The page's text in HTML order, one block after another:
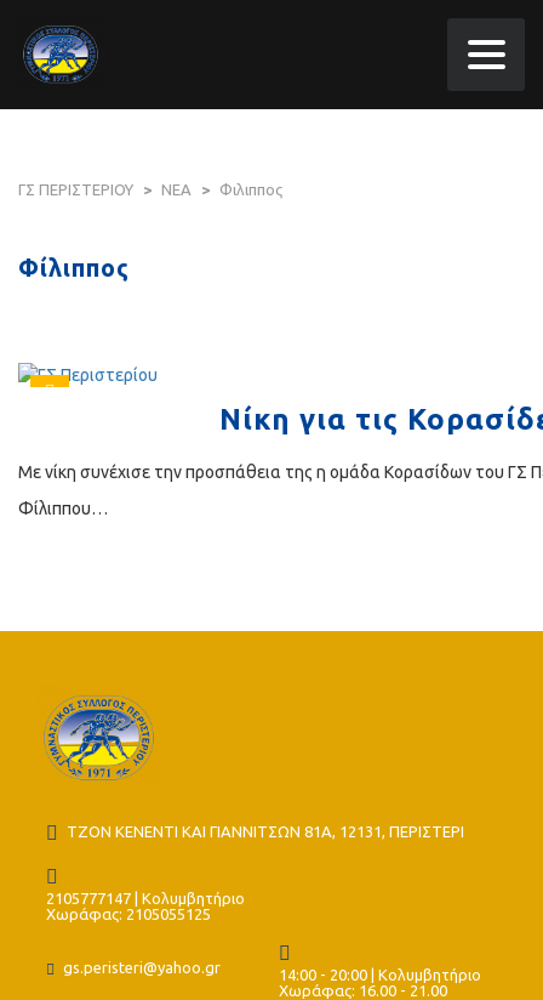
ΓΣ ΠΕΡΙΣΤΕΡΙΟΥ > ΝΕΑ > Φιλιππος
Φίλιππος
Νίκη για τις
Με νίκη συνέχισε την προσπάθεια της η ομάδα Κορασίδων του ΓΣ
Φίλιππου…
ΤΖΟΝ ΚΕΝΕΝΤΙ ΚΑΙ ΓΙΑΝΝΙΤΣΩΝ 81Α, 12131, ΠΕΡΙΣΤΕΡΙ
2105777147 | Κολυμβητήριο
Χωράφας: 2105055125
gs.peristeri@yahoo.gr
14:00 - 20:00 | Κολυμβητήριο
Χωράφας: 16.00 - 21.00